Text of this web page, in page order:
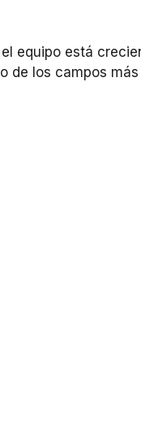
equipo está
de los campos